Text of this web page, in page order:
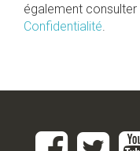
également consulter
Confidentialité.